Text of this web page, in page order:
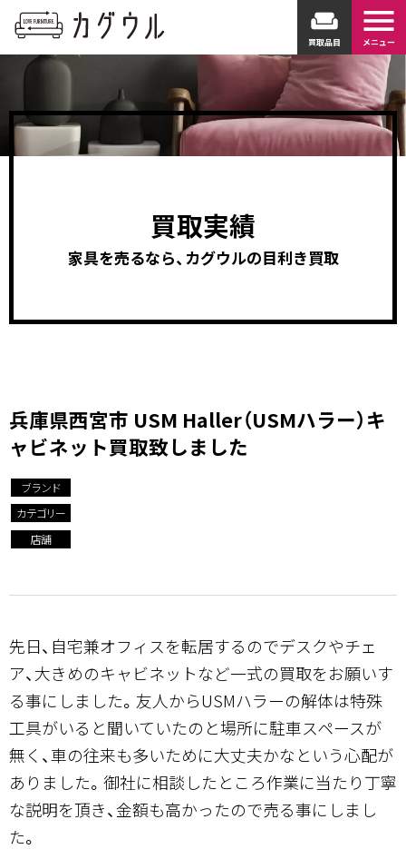
weekend
買取品目
menu
メニュー
買取実績
家具を売るなら、カグウルの目利き買取
兵庫県西宮市 USM Haller（USMハラー）キ
ャビネット買取致しました
ブランド
カテゴリー
店舗
先日、自宅兼オフィスを転居するのでデスクやチェ
ア、大きめのキャビネットなど一式の買取をお願いす
る事にしました。友人からUSMハラーの解体は特殊
工具がいると聞いていたのと場所に駐車スペースが
無く、車の往来も多いために大丈夫かなという心配が
ありました。御社に相談したところ作業に当たり丁寧
な説明を頂き、金額も高かったので売る事にしまし
た。